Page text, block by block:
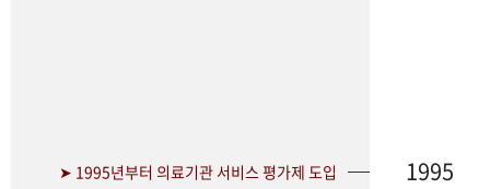
➤ 1995년부터 의료기관 서비스 평가제 도입 1995